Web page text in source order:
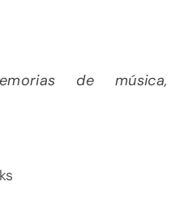
de música,